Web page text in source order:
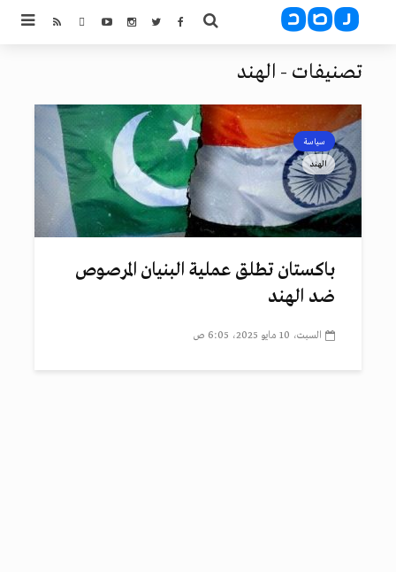
تصنيفات - الهند
سياسة
الهند
باكستان تطلق عملية البنيان المرصوص
ضد الهند
السبت، 10 مايو 2025، 6:05 ص